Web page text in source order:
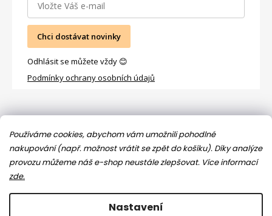
Používáme cookies, abychom vám umožnili pohodlné
nakupování (např. možnost vrátit se zpět do košíku). Díky analýze
provozu můžeme náš e-shop neustále zlepšovat. Více informací
zde.
Nastavení
Chci dostávat novinky
Odhlásit se můžete vždy 😊
Podmínky ochrany osobních údajů
Facebook
Jsem máma